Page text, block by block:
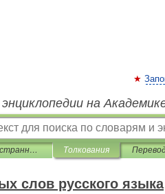
на
Словарь иностранных слов русского языка Толкования
слов русского языка